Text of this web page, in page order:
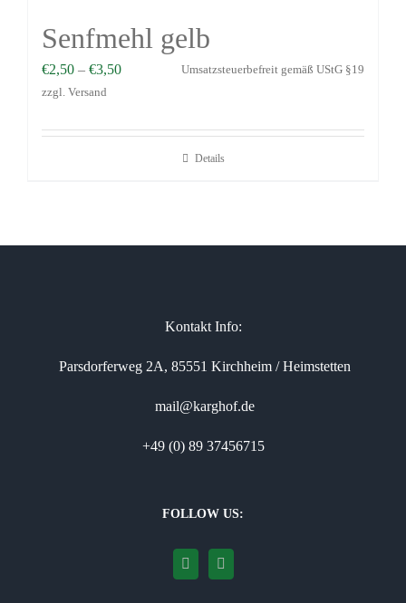
Senfmehl gelb
€2,50 – €3,50
Umsatzsteuerbefreit gemäß UStG §19
zzgl. Versand
Details
Kontakt Info:
Parsdorferweg 2A, 85551 Kirchheim / Heimstetten
mail@karghof.de
+49 (0) 89 37456715
FOLLOW US: